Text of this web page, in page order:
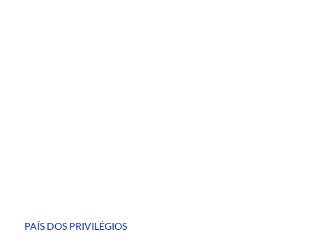
PAÍS DOS PRIVILÉGIOS